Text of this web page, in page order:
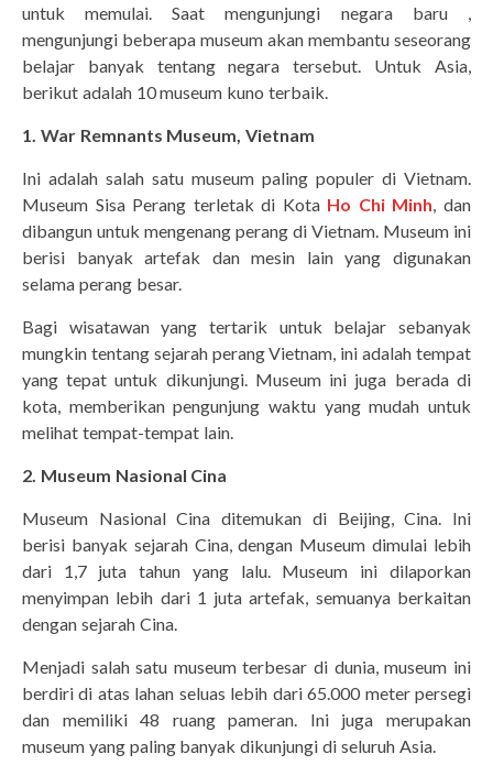
untuk memulai. Saat mengunjungi negara baru ,
mengunjungi beberapa museum akan membantu seseorang
belajar banyak tentang negara tersebut. Untuk Asia,
berikut adalah 10 museum kuno terbaik.
1. War Remnants Museum, Vietnam
Ini adalah salah satu museum paling populer di Vietnam.
Museum Sisa Perang terletak di Kota Ho Chi Minh, dan
dibangun untuk mengenang perang di Vietnam. Museum ini
berisi banyak artefak dan mesin lain yang digunakan
selama perang besar.
Bagi wisatawan yang tertarik untuk belajar sebanyak
mungkin tentang sejarah perang Vietnam, ini adalah tempat
yang tepat untuk dikunjungi. Museum ini juga berada di
kota, memberikan pengunjung waktu yang mudah untuk
melihat tempat-tempat lain.
2. Museum Nasional Cina
Museum Nasional Cina ditemukan di Beijing, Cina. Ini
berisi banyak sejarah Cina, dengan Museum dimulai lebih
dari 1,7 juta tahun yang lalu. Museum ini dilaporkan
menyimpan lebih dari 1 juta artefak, semuanya berkaitan
dengan sejarah Cina.
Menjadi salah satu museum terbesar di dunia, museum ini
berdiri di atas lahan seluas lebih dari 65.000 meter persegi
dan memiliki 48 ruang pameran. Ini juga merupakan
museum yang paling banyak dikunjungi di seluruh Asia.